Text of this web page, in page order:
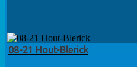
08-21 Hout-Blerick